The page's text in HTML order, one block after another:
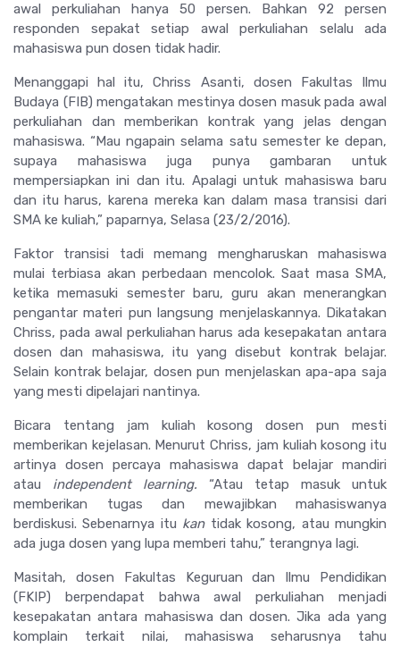
awal perkuliahan hanya 50 persen. Bahkan 92 persen
responden sepakat setiap awal perkuliahan selalu ada
mahasiswa pun dosen tidak hadir.
Menanggapi hal itu, Chriss Asanti, dosen Fakultas Ilmu
Budaya (FIB) mengatakan mestinya dosen masuk pada awal
perkuliahan dan memberikan kontrak yang jelas dengan
mahasiswa. “Mau ngapain selama satu semester ke depan,
supaya mahasiswa juga punya gambaran untuk
mempersiapkan ini dan itu. Apalagi untuk mahasiswa baru
dan itu harus, karena mereka kan dalam masa transisi dari
SMA ke kuliah,” paparnya, Selasa (23/2/2016).
Faktor transisi tadi memang mengharuskan mahasiswa
mulai terbiasa akan perbedaan mencolok. Saat masa SMA,
ketika memasuki semester baru, guru akan menerangkan
pengantar materi pun langsung menjelaskannya. Dikatakan
Chriss, pada awal perkuliahan harus ada kesepakatan antara
dosen dan mahasiswa, itu yang disebut kontrak belajar.
Selain kontrak belajar, dosen pun menjelaskan apa-apa saja
yang mesti dipelajari nantinya.
Bicara tentang jam kuliah kosong dosen pun mesti
memberikan kejelasan. Menurut Chriss, jam kuliah kosong itu
artinya dosen percaya mahasiswa dapat belajar mandiri
atau independent learning. “Atau tetap masuk untuk
memberikan tugas dan mewajibkan mahasiswanya
berdiskusi. Sebenarnya itu kantidak kosong, atau mungkin
ada juga dosen yang lupa memberi tahu,” terangnya lagi.
Masitah, dosen Fakultas Keguruan dan Ilmu Pendidikan
(FKIP) berpendapat bahwa awal perkuliahan menjadi
kesepakatan antara mahasiswa dan dosen. Jika ada yang
komplain terkait nilai, mahasiswa seharusnya tahu